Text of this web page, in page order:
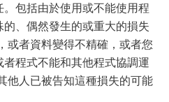
包括由於使用或不能使用程
、偶然發生的或重大的損失
或者資料變得不精確，或者您
程式不能和其他程式協調運
他人已被告知這種損失的可能